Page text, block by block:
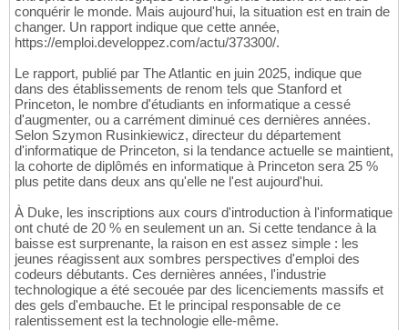
conquérir le monde. Mais aujourd'hui, la situation est en train de
changer. Un rapport indique que cette année,
https://emploi.developpez.com/actu/373300/.
Le rapport, publié par The Atlantic en juin 2025, indique que
dans des établissements de renom tels que Stanford et
Princeton, le nombre d'étudiants en informatique a cessé
d'augmenter, ou a carrément diminué ces dernières années.
Selon Szymon Rusinkiewicz, directeur du département
d'informatique de Princeton, si la tendance actuelle se maintient,
la cohorte de diplômés en informatique à Princeton sera 25 %
plus petite dans deux ans qu'elle ne l'est aujourd'hui.
À Duke, les inscriptions aux cours d'introduction à l'informatique
ont chuté de 20 % en seulement un an. Si cette tendance à la
baisse est surprenante, la raison en est assez simple : les
jeunes réagissent aux sombres perspectives d'emploi des
codeurs débutants. Ces dernières années, l'industrie
technologique a été secouée par des licenciements massifs et
des gels d'embauche. Et le principal responsable de ce
ralentissement est la technologie elle-même.